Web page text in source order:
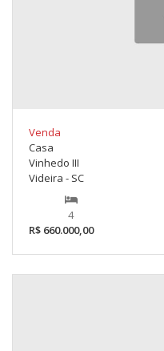
Venda
Casa
Vinhedo III
Videira - SC
4
R$ 660.000,00